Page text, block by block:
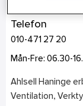
Telefon
010-471 27 20
Mån-Fre: 06.30-
Ahlsell Haninge
Ventilation,